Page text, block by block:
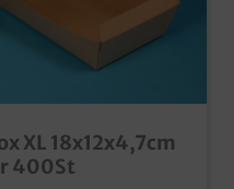
XL 18x12x4,7cm
400St